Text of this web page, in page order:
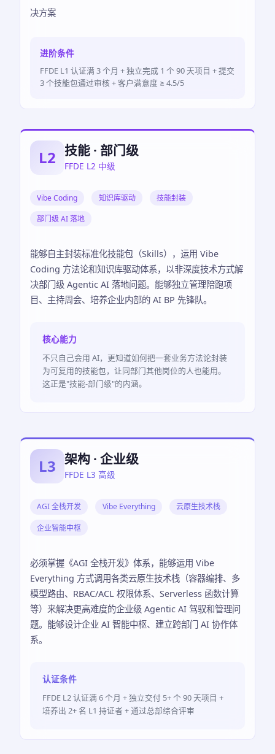
决方案
进阶条件
FFDE L1 认证满 3 个月 + 独立完成 1 个 90 天项目 + 提交
3 个技能包通过审核 + 客户满意度 ≥ 4.5/5
L2 技能 · 部门级
FFDE L2 中级
Vibe Coding 知识库驱动 技能封装
部门级 AI 落地
能够自主封装标准化技能包（Skills），运用 Vibe
Coding 方法论和知识库驱动体系，以非深度技术方式解
决部门级 Agentic AI 落地问题。能够独立管理陪跑项
目、主持周会、培养企业内部的 AI BP 先锋队。
核心能力
不只自己会用 AI，更知道如何把一套业务方法论封装
为可复用的技能包，让同部门其他岗位的人也能用。
这正是"技能-部门级"的内涵。
L3 架构 · 企业级
FFDE L3 高级
AGI 全栈开发 Vibe Everything 云原生技术栈
企业智能中枢
必须掌握《AGI 全栈开发》体系，能够运用 Vibe
Everything 方式调用各类云原生技术栈（容器编排、多
模型路由、RBAC/ACL 权限体系、Serverless 函数计算
等）来解决更高难度的企业级 Agentic AI 驾驭和管理问
题。能够设计企业 AI 智能中枢、建立跨部门 AI 协作体
系。
认证条件
FFDE L2 认证满 6 个月 + 独立交付 5+ 个 90 天项目 +
培养出 2+ 名 L1 持证者 + 通过总部综合评审